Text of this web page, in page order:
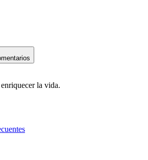
la vida.